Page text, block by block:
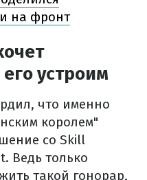
на фронт
устроим
что именно
королем"
со Skill
Ведь только
такой гонорар,